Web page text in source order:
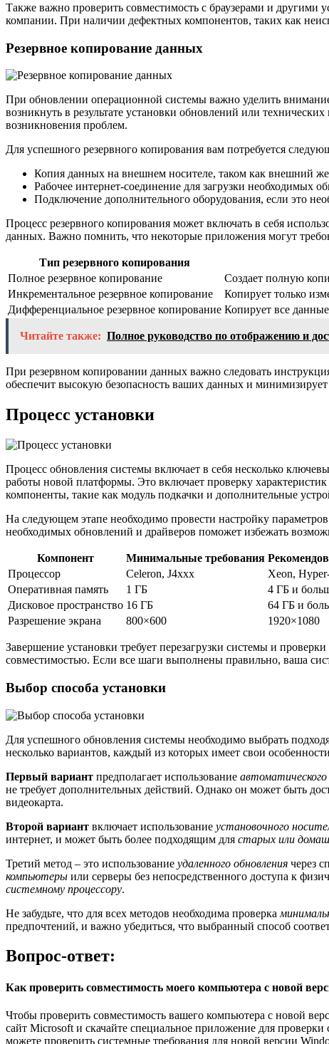
Также важно проверить совместимость с браузерами и
компании. При наличии дефектных компонентов, таких как
Резервное копирование данных
При обновлении операционной системы важно уделить
возникнуть в результате установки обновлений или
возникновения проблем.
Для успешного резервного копирования вам потребуется
Копия данных на внешнем носителе, таком как внешний
Рабочее интернет-соединение для загрузки необходимых
Подключение дополнительного оборудования, если это
Процесс резервного копирования может включать в себя
данных. Важно помнить, что некоторые приложения могут
Тип резервного копирования
Полное резервное копирование
Создает полную
Инкрементальное резервное копирование
Копирует только
Дифференциальное резервное копирование Копирует все
Читайте также: Полное руководство по отображению и
При резервном копировании данных важно следовать
обеспечит высокую безопасность ваших данных и минимизирует
Процесс установки
Процесс обновления системы включает в себя несколько
работы новой платформы. Это включает проверку
компоненты, такие как модуль подкачки и дополнительные
На следующем этапе необходимо провести настройку
необходимых обновлений и драйверов поможет избежать
Компонент Минимальные требования
Процессор
Celeron, J4xxx
Xeon,
Оперативная память
1 ГБ
4 ГБ и
Дисковое пространство 16 ГБ
64 ГБ и
Разрешение экрана
800×600 1920×1080
Завершение установки требует перезагрузки системы и
совместимостью. Если все шаги выполнены правильно, ваша
Выбор способа установки
Для успешного обновления системы необходимо выбрать
несколько вариантов, каждый из которых имеет свои
Первый вариант предполагает использование автоматического
не требует дополнительных действий. Однако он может быть
видеокарта.
Второй вариант включает использование установочного
интернет, и может быть более подходящим для старых или
Третий метод – это использование удаленного обновления через
компьютеры или серверы без непосредственного доступа к
системному процессору.
Не забудьте, что для всех методов необходима проверка
предпочтений, и важно убедиться, что выбранный способ
Вопрос-ответ:
Как проверить совместимость моего компьютера с новой
Чтобы проверить совместимость вашего компьютера с новой
сайт Microsoft и скачайте специальное приложение для
можете проверить системные требования для новой версии